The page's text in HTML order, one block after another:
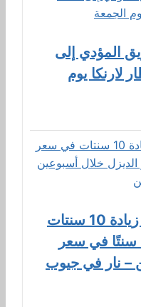
المؤدي إلى
لارنكا يوم
ارتفاع أسعار الوقود، زيادة 10 سنتات
في سعر البنزين و15 سنتًا في سعر
– نار في جيوب